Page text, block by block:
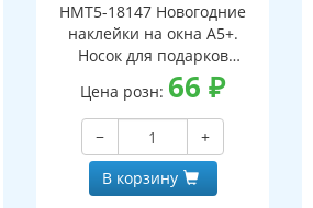
НМТ5-18147 Новогодние
наклейки на окна А5+.
Носок для подарков
(двухсторонние, видны с
обеих сторон,
многоразовые)
Цена розн: 66₽
−
+
В корзину